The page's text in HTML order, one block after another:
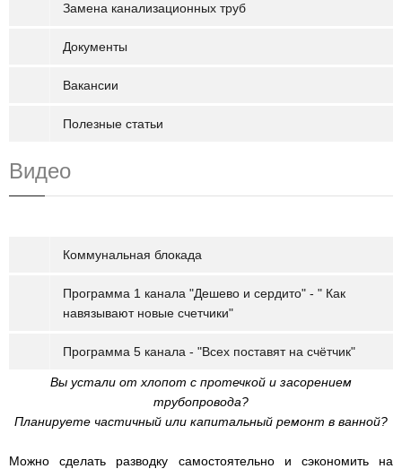
Замена канализационных труб
Документы
Вакансии
Полезные статьи
Видео
Коммунальная блокада
Программа 1 канала "Дешево и сердито" - " Как
навязывают новые счетчики"
Программа 5 канала - "Всех поставят на счётчик"
Вы устали от хлопот с протечкой и засорением
трубопровода?
Планируете частичный или капитальный ремонт в ванной?
Можно сделать разводку самостоятельно и сэкономить на